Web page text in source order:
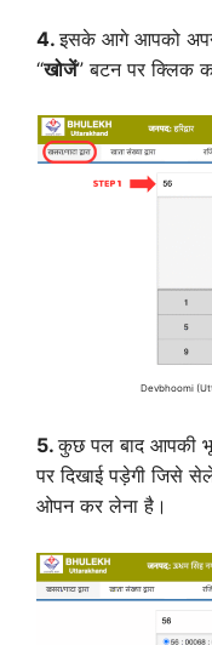
4.इसके आगे आपको
“खोजें” बटन पर क्लिक
Devbhoomi
5.कुछ पल बाद आपकी
पर दिखाई पड़ेगी जिसे
ओपन कर लेना है।